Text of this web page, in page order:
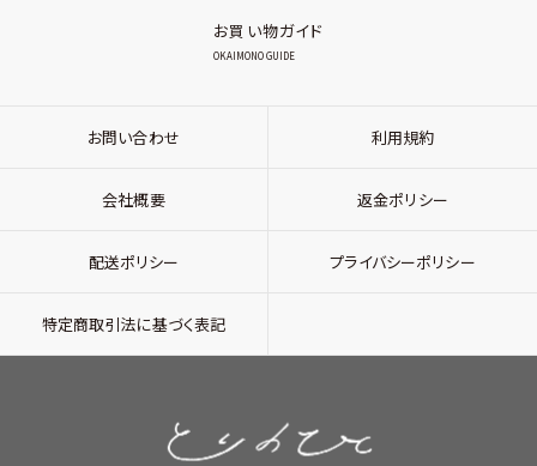
お買い物ガイド
OKAIMONO GUIDE
お問い合わせ 利用規約
会社概要 返金ポリシー
配送ポリシー プライバシーポリシー
特定商取引法に基づく表記